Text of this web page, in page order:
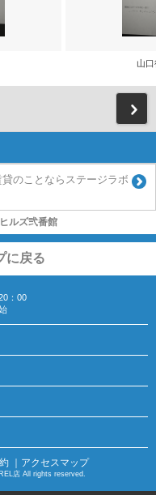
山
のことならステージラボ
ルズ弐番館
に戻る
：00
｜アクセスマップ
店 All rights reserved.